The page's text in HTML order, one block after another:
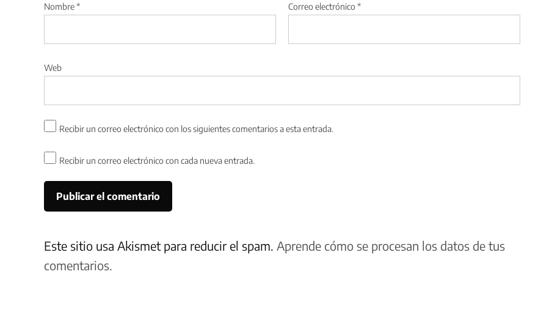
Nombre* Correo electrónico *
Web
Recibir un correo electrónico con los siguientes comentarios a esta entrada.
Recibir un correo electrónico con cada nueva entrada.
Este sitio usa Akismet para reducir el spam. Aprende cómo se procesan los datos de tus
comentarios.